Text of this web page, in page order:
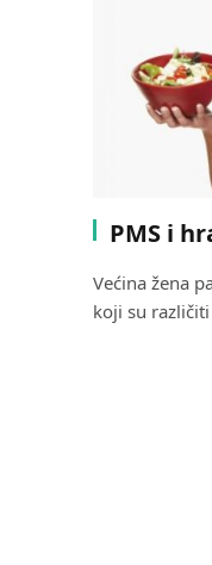
PMS i
Većina žena
koji su